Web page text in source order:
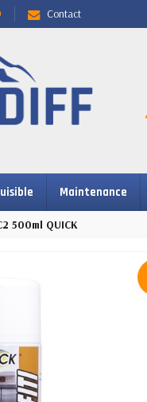
Contact
Maintenance
500ml QUICK